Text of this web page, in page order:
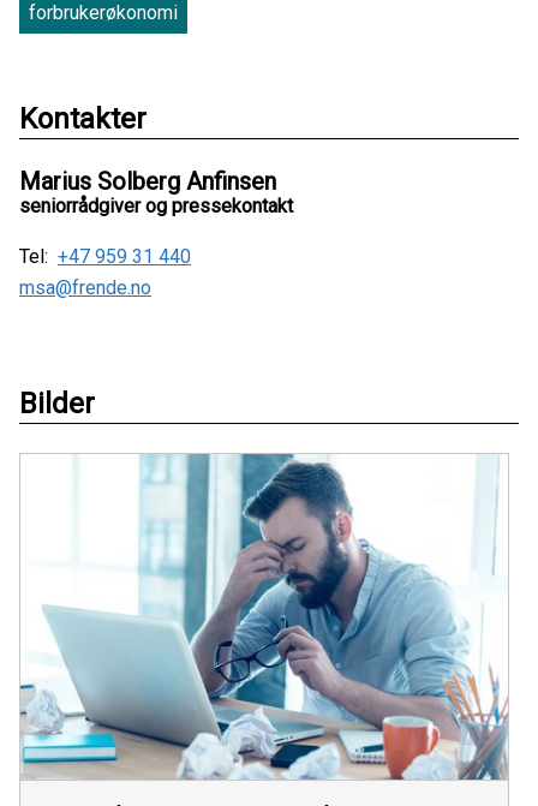
forbrukerøkonomi
Kontakter
Marius Solberg Anfinsen
seniorrådgiver og pressekontakt
Tel: +47 959 31 440
msa@frende.no
Bilder